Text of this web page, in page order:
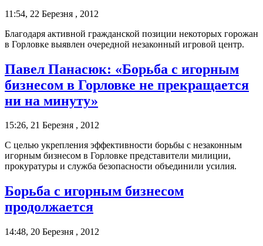
11:54, 22 Березня , 2012
Благодаря активной гражданской позиции некоторых горожан
в Горловке выявлен очередной незаконный игровой центр.
Павел Панасюк: «Борьба с игорным
бизнесом в Горловке не прекращается
ни на минуту»
15:26, 21 Березня , 2012
С целью укрепления эффективности борьбы с незаконным
игорным бизнесом в Горловке представители милиции,
прокуратуры и служба безопасности объединили усилия.
Борьба с игорным бизнесом
продолжается
14:48, 20 Березня , 2012